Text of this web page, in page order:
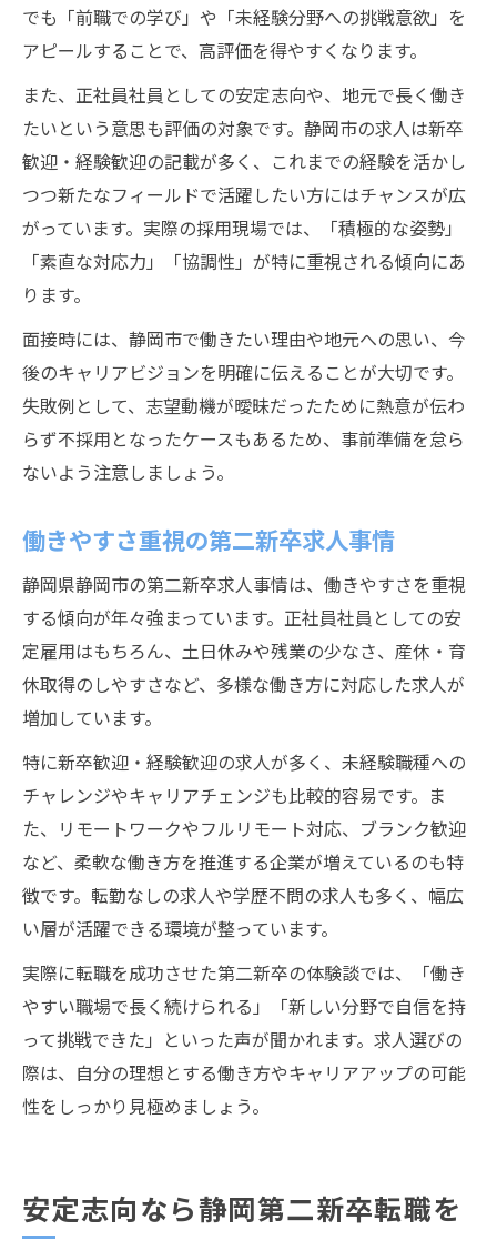
でも「前職での学び」や「未経験分野への挑戦意欲」を
アピールすることで、高評価を得やすくなります。
また、正社員社員としての安定志向や、地元で長く働き
たいという意思も評価の対象です。静岡市の求人は新卒
歓迎・経験歓迎の記載が多く、これまでの経験を活かし
つつ新たなフィールドで活躍したい方にはチャンスが広
がっています。実際の採用現場では、「積極的な姿勢」
「素直な対応力」「協調性」が特に重視される傾向にあ
ります。
面接時には、静岡市で働きたい理由や地元への思い、今
後のキャリアビジョンを明確に伝えることが大切です。
失敗例として、志望動機が曖昧だったために熱意が伝わ
らず不採用となったケースもあるため、事前準備を怠ら
ないよう注意しましょう。
働きやすさ重視の第二新卒求人事情
静岡県静岡市の第二新卒求人事情は、働きやすさを重視
する傾向が年々強まっています。正社員社員としての安
定雇用はもちろん、土日休みや残業の少なさ、産休・育
休取得のしやすさなど、多様な働き方に対応した求人が
増加しています。
特に新卒歓迎・経験歓迎の求人が多く、未経験職種への
チャレンジやキャリアチェンジも比較的容易です。ま
た、リモートワークやフルリモート対応、ブランク歓迎
など、柔軟な働き方を推進する企業が増えているのも特
徴です。転勤なしの求人や学歴不問の求人も多く、幅広
い層が活躍できる環境が整っています。
実際に転職を成功させた第二新卒の体験談では、「働き
やすい職場で長く続けられる」「新しい分野で自信を持
って挑戦できた」といった声が聞かれます。求人選びの
際は、自分の理想とする働き方やキャリアアップの可能
性をしっかり見極めましょう。
安定志向なら静岡第二新卒転職を